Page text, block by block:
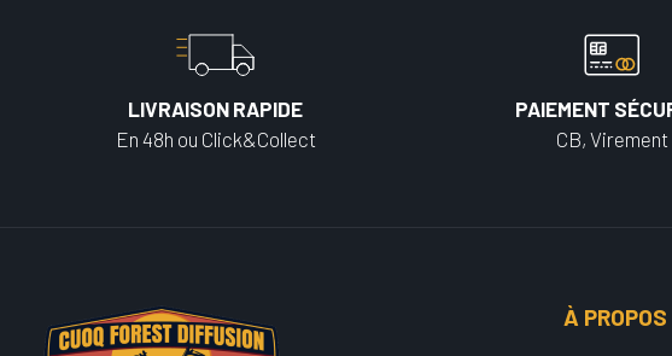
LIVRAISON RAPIDE
En 48h ou Click&Collect
PAIEMENT
CB, Virement
À PROPOS